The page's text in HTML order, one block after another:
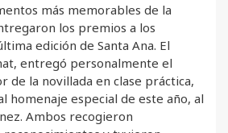
más memorables de la
los premios a los
edición de Santa Ana. El
entregó personalmente el
de la novillada en clase práctica,
homenaje especial de este año, al
Ambos recogieron